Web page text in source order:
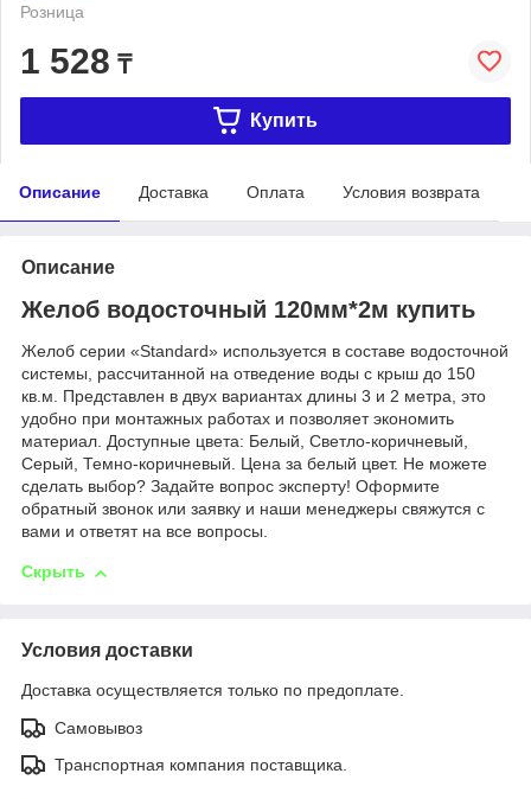
Розница
1 528 ₸
Купить
Описание Доставка Оплата Условия возврата
Описание
Желоб водосточный 120мм*2м купить
Желоб серии «Standard» используется в составе водосточной
системы, рассчитанной на отведение воды с крыш до 150
кв.м. Представлен в двух вариантах длины 3 и 2 метра, это
удобно при монтажных работах и позволяет экономить
материал. Доступные цвета: Белый, Светло-коричневый,
Серый, Темно-коричневый. Цена за белый цвет. Не можете
сделать выбор? Задайте вопрос эксперту! Оформите
обратный звонок или заявку и наши менеджеры свяжутся с
вами и ответят на все вопросы.
Скрыть
Условия доставки
Доставка осуществляется только по предоплате.
Самовывоз
Транспортная компания поставщика.